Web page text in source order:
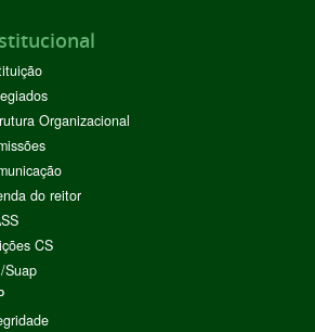
Organizacional
do reitor
CS
Suap